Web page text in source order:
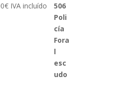
€Rango
IVA incluído